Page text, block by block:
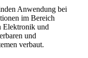
Anwendung bei
im Bereich
Elektronik und
und
verbaut.